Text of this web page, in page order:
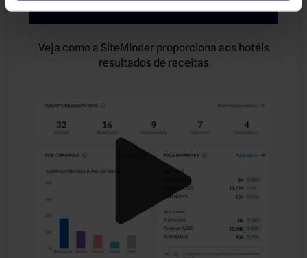
Veja como a SiteMinder proporciona aos hotéis
resultados de receitas